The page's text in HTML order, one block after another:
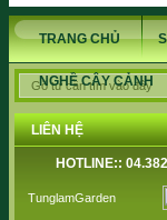
TRANG CHỦ
NGHỀ CÂY CẢNH
LIÊN HỆ
HOTLINE::
TunglamGarden